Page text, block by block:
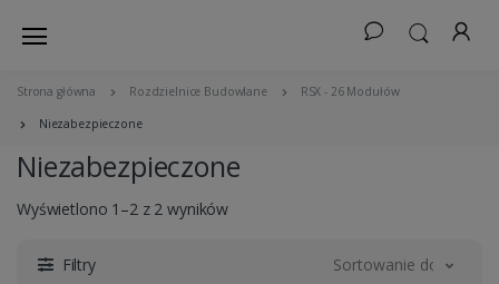
Strona główna Rozdzielnice Budowlane RSX - 26 Modułów
Niezabezpieczone
Niezabezpieczone
Wyświetlono 1–2 z 2 wyników
Filtry Sortowanie domyślne